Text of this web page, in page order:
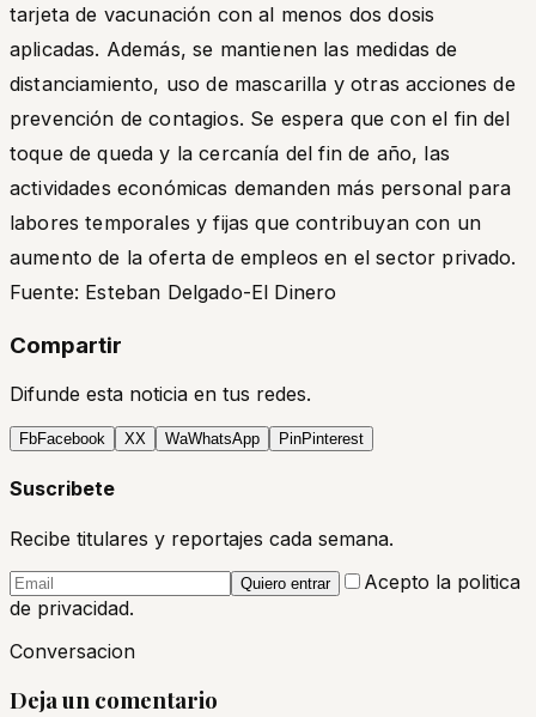
tarjeta de vacunación con al menos dos dosis
aplicadas. Además, se mantienen las medidas de
distanciamiento, uso de mascarilla y otras acciones de
prevención de contagios. Se espera que con el fin del
toque de queda y la cercanía del fin de año, las
actividades económicas demanden más personal para
labores temporales y fijas que contribuyan con un
aumento de la oferta de empleos en el sector privado.
Fuente: Esteban Delgado-El Dinero
Compartir
Difunde esta noticia en tus redes.
FbFacebook XX WaWhatsApp PinPinterest
Suscribete
Recibe titulares y reportajes cada semana.
Quiero entrar
Acepto la politica
de privacidad.
Conversacion
Deja un comentario